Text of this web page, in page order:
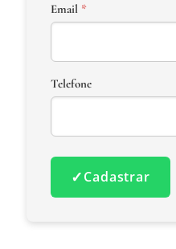
Email *
Telefone
✓Cadastrar